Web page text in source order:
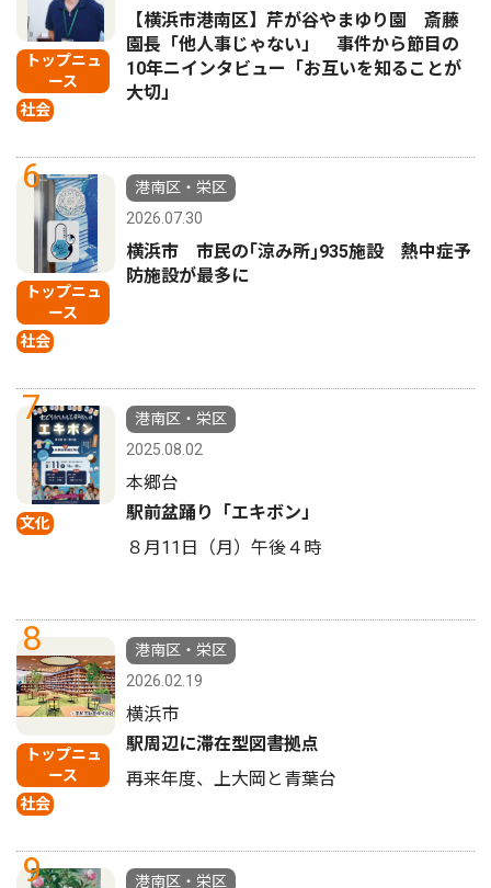
トップニュ
ース
社会
【横浜市港南区】芹が谷やまゆり園 斎藤
園長「他人事じゃない」 事件から節目の
10年ニインタビュー「お互いを知ることが
大切」
6
トップニュ
ース
社会
港南区・栄区
2026.07.30
横浜市 市民の｢涼み所｣935施設 熱中症予
防施設が最多に
7
文化
港南区・栄区
2025.08.02
本郷台
駅前盆踊り「エキボン」
８月11日（月）午後４時
8
トップニュ
ース
社会
港南区・栄区
2026.02.19
横浜市
駅周辺に滞在型図書拠点
再来年度、上大岡と青葉台
9
港南区・栄区